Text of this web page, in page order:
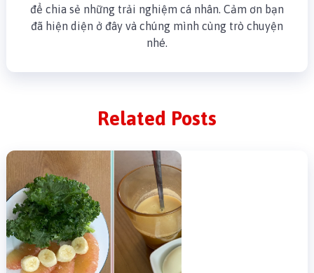
để chia sẻ những trải nghiệm cá nhân. Cảm ơn bạn
đã hiện diện ở đây và chúng mình cùng trò chuyện
nhé.
Related Posts